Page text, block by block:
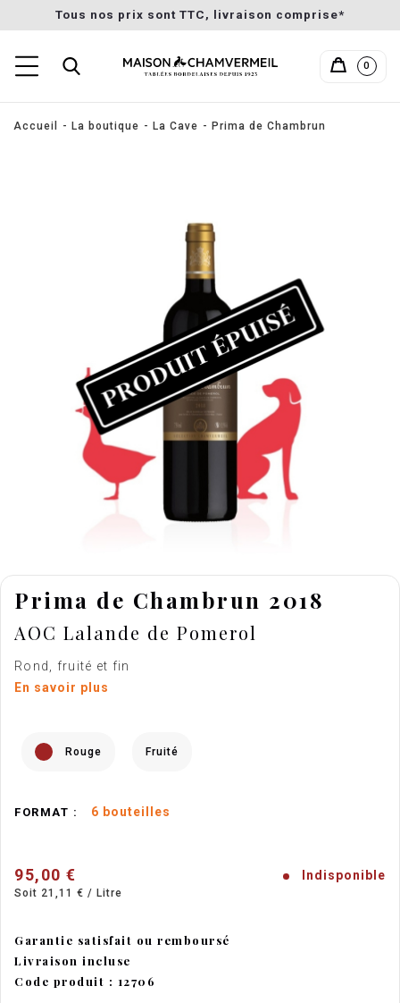
Tous nos prix sont TTC, livraison comprise*
0
Accueil La boutique La Cave Prima de Chambrun
Prima de Chambrun 2018
AOC Lalande de Pomerol
Rond, fruité et fin
En savoir plus
Rouge Fruité
FORMAT : 6 bouteilles
95,00 €
Soit 21,11 € / Litre
Indisponible
Garantie satisfait ou remboursé
Livraison incluse
Code produit : 12706